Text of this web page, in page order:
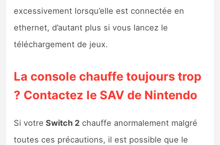
excessivement lorsqu’elle est connectée en
ethernet, d’autant plus si vous lancez le
téléchargement de jeux.
La console chauffe toujours trop
? Contactez le SAV de Nintendo
Si votre Switch 2 chauffe anormalement malgré
toutes ces précautions, il est possible que le